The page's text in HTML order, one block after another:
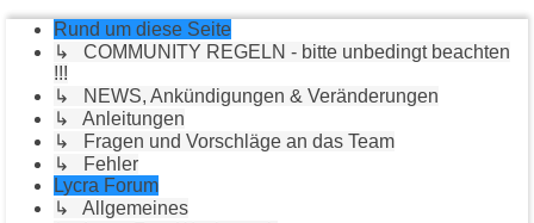
Rund um diese Seite
↳ COMMUNITY REGELN - bitte unbedingt beachten
!!!
↳ NEWS, Ankündigungen & Veränderungen
↳ Anleitungen
↳ Fragen und Vorschläge an das Team
↳ Fehler
Lycra Forum
↳ Allgemeines